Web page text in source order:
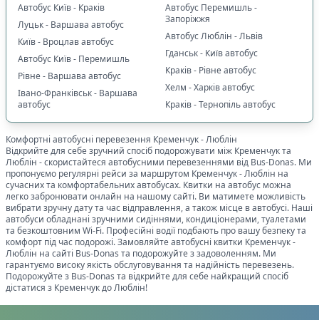
Автобус Київ - Краків
Луцьк - Варшава автобус
Київ - Вроцлав автобус
Автобус Київ - Перемишль
Рівне - Варшава автобус
Івано-Франківськ - Варшава
автобус
Автобус Перемишль -
Запоріжжя
Автобус Люблін - Львів
Гданськ - Київ автобус
Краків - Рівне автобус
Хелм - Харків автобус
Краків - Тернопіль автобус
Комфортні автобусні перевезення Кременчук-Люблін
Відкрийте для себе зручний спосіб подорожувати між Кременчукта
Люблін - скористайтеся автобусними перевезеннями від Bus-Donas. Ми
пропонуємо регулярні рейси за маршрутом Кременчук-Люблін на
сучасних та комфортабельних автобусах. Квитки на автобус можна
легко забронювати онлайн на нашому сайті. Ви матимете можливість
вибрати зручну дату та час відправлення, а також місце в автобусі. Наші
автобуси обладнані зручними сидіннями, кондиціонерами, туалетами
та безкоштовним Wi-Fi. Професійні водії подбають про вашу безпеку та
комфорт під час подорожі. Замовляйте автобусні квитки Кременчук-
Люблін на сайті Bus-Donas та подорожуйте з задоволенням. Ми
гарантуємо високу якість обслуговування та надійність перевезень.
Подорожуйте з Bus-Donas та відкрийте для себе найкращий спосіб
дістатися з КременчукдоЛюблін!